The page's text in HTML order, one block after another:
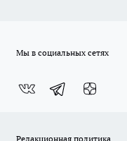
Мы в социальных сетях
Редакционная политика